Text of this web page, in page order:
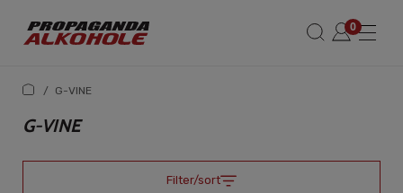
/ G-VINE
G-VINE
Filter/sort